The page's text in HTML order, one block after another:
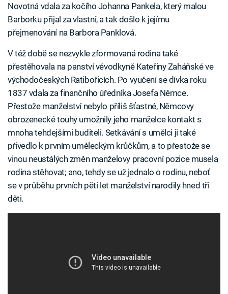
Novotná vdala za kočího Johanna Pankela, který malou
Barborku přijal za vlastní, a tak došlo k jejímu
přejmenování na Barbora Panklová.
V též době se nezvykle zformovaná rodina také
přestěhovala na panství vévodkyně Kateřiny Zaháňské ve
východočeských Ratibořicích. Po vyučení se dívka roku
1837 vdala za finančního úředníka Josefa Němce.
Přestože manželství nebylo příliš šťastné, Němcovy
obrozenecké touhy umožnily jeho manželce kontakt s
mnoha tehdejšími buditeli. Setkávání s umělci ji také
přivedlo k prvním uměleckým krůčkům, a to přestože se
vinou neustálých změn manželovy pracovní pozice musela
rodina stěhovat; ano, tehdy se už jednalo o rodinu, neboť
se v průběhu prvních pěti let manželství narodily hned tři
děti.